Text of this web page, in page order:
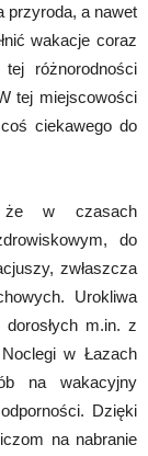
przyroda, a nawet
wakacje coraz
różnorodności
tej miejscowości
ciekawego do
że w czasach
do
zwłaszcza
Urokliwa
m.in. z
w Łazach
na wakacyjny
Dzięki
na nabranie